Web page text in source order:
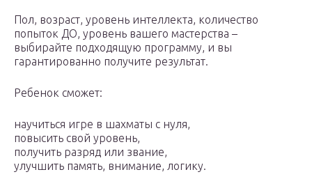
Пол, возраст, уровень интеллекта, количество
попыток ДО, уровень вашего мастерства –
выбирайте подходящую программу, и вы
гарантированно получите результат.
Ребенок сможет:
научиться игре в шахматы с нуля,
повысить свой уровень,
получить разряд или звание,
улучшить память, внимание, логику.